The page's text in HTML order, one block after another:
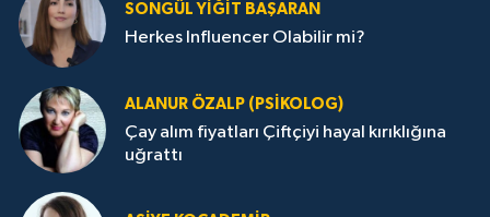
SONGÜL YIĞIT BAŞARAN
Herkes Influencer Olabilir mi?
ALANUR ÖZALP (PSIKOLOG)
Çay alım fiyatları Çiftçiyi hayal kırıklığına
uğrattı